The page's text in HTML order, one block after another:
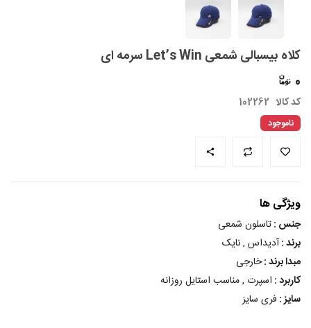
کلاه بیسبالی شمعی Let’s Win سرمه ای
0
کد کالا 102262
ناموجود
ویژگی ها
جنس :تاسلون شمعی
برند :آدیداس , نایک
مبدا برند :خارجی
کاربرد : اسپرت , مناسب استایل روزانه
سایز : فری سایز